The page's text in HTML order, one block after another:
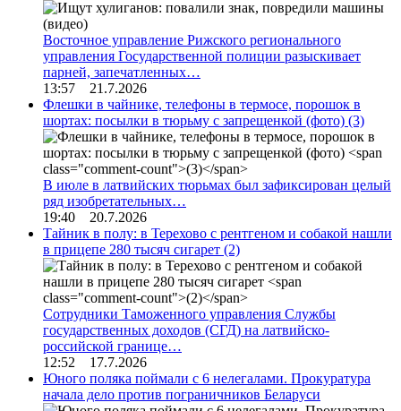
Восточное управление Рижского регионального
управления Государственной полиции разыскивает
парней, запечатленных…
13:57 21.7.2026
Флешки в чайнике, телефоны в термосе, порошок в
шортах: посылки в тюрьму с запрещенкой (фото) (3)
В июле в латвийских тюрьмах был зафиксирован целый
ряд изобретательных…
19:40 20.7.2026
Тайник в полу: в Терехово с рентгеном и собакой нашли
в прицепе 280 тысяч сигарет (2)
Сотрудники Таможенного управления Службы
государственных доходов (СГД) на латвийско-
российской границе…
12:52 17.7.2026
Юного поляка поймали с 6 нелегалами. Прокуратура
начала дело против пограничников Беларуси